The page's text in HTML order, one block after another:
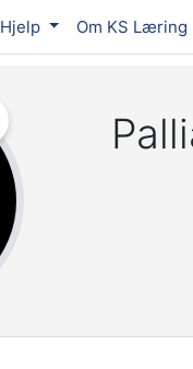
Hjelp Om KS Læring